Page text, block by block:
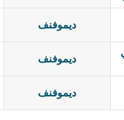
ديموفنف
ديموفنف
ديموفنف